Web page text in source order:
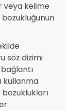
veya kelime
söz dizimi
kullanma
bozuklukları